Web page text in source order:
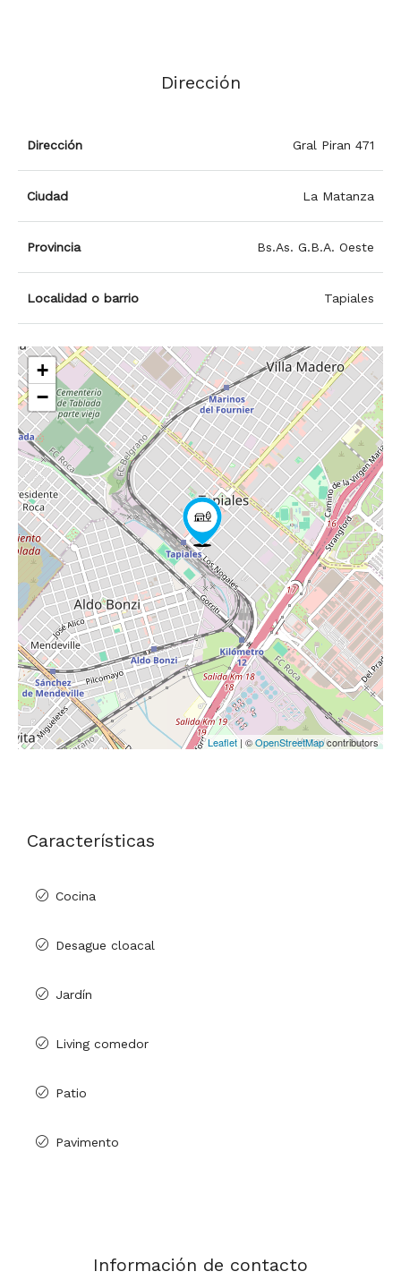
Dirección
Dirección Gral Piran 471
Ciudad La Matanza
Provincia Bs.As. G.B.A. Oeste
Localidad o barrio Tapiales
+
−
Leaflet | ©OpenStreetMapcontributors
Características
Cocina
Desague cloacal
Jardín
Living comedor
Patio
Pavimento
Información de contacto